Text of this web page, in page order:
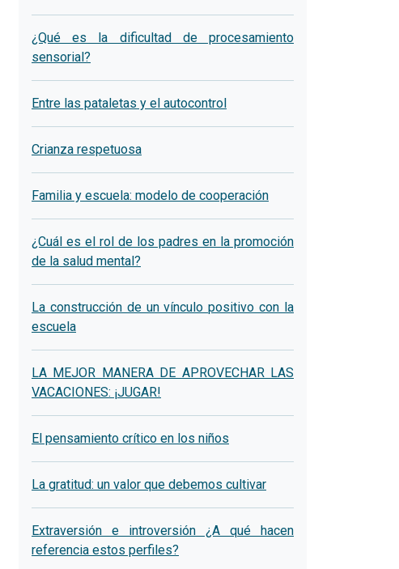
¿Qué es la dificultad de procesamiento
sensorial?
Entre las pataletas y el autocontrol
Crianza respetuosa
Familia y escuela: modelo de cooperación
¿Cuál es el rol de los padres en la promoción
de la salud mental?
La construcción de un vínculo positivo con la
escuela
LA MEJOR MANERA DE APROVECHAR LAS
VACACIONES: ¡JUGAR!
El pensamiento crítico en los niños
La gratitud: un valor que debemos cultivar
Extraversión e introversión ¿A qué hacen
referencia estos perfiles?